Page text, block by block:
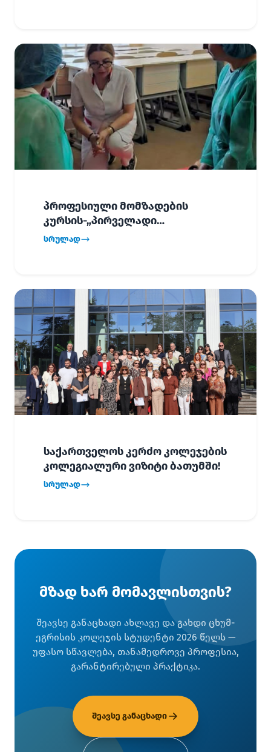
პროფესიული მომზადების
კურსის-„პირველადი
გადაუდებელი დახმარება“,
სრულად
საქართველოს კერძო კოლეჯების
კოლეგიალური ვიზიტი ბათუმში!
სრულად
მზად ხარ მომავლისთვის?
შეავსე განაცხადი ახლავე და გახდი ცხუმ-
ეგრისის კოლეჯის სტუდენტი 2026 წელს —
უფასო სწავლება, თანამედროვე პროფესია,
გარანტირებული პრაქტიკა.
შეავსე განაცხადი